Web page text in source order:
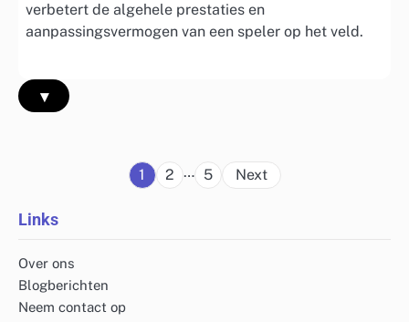
verbetert de algehele prestaties en
aanpassingsvermogen van een speler op het veld.
▾
Posts
1 2 … 5 Next
Links
Over ons
Blogberichten
Neem contact op